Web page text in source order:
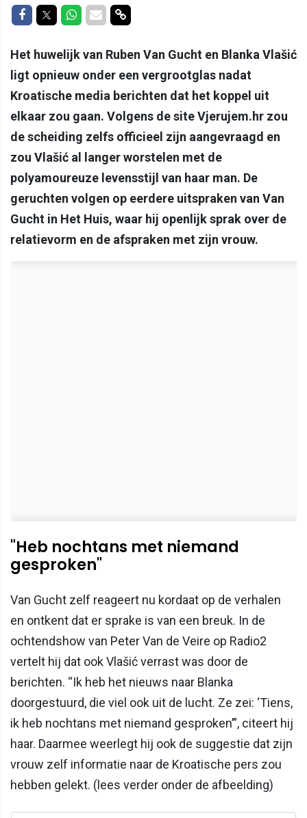
Delen op Facebook
Delen op Twitter
Delen op Whatsapp
Delen via Mail
Delen via link
Het huwelijk van Ruben Van Gucht en Blanka Vlašić
ligt opnieuw onder een vergrootglas nadat
Kroatische media berichten dat het koppel uit
elkaar zou gaan. Volgens de site Vjerujem.hr zou
de scheiding zelfs officieel zijn aangevraagd en
zou Vlašić al langer worstelen met de
polyamoureuze levensstijl van haar man. De
geruchten volgen op eerdere uitspraken van Van
Gucht in Het Huis, waar hij openlijk sprak over de
relatievorm en de afspraken met zijn vrouw.
"Heb nochtans met niemand
gesproken"
Van Gucht zelf reageert nu kordaat op de verhalen
en ontkent dat er sprake is van een breuk. In de
ochtendshow van Peter Van de Veire op Radio2
vertelt hij dat ook Vlašić verrast was door de
berichten. “Ik heb het nieuws naar Blanka
doorgestuurd, die viel ook uit de lucht. Ze zei: ‘Tiens,
ik heb nochtans met niemand gesproken’”, citeert hij
haar. Daarmee weerlegt hij ook de suggestie dat zijn
vrouw zelf informatie naar de Kroatische pers zou
hebben gelekt. (lees verder onder de afbeelding)